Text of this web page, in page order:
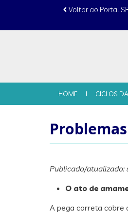
Voltar ao Portal
HOME CICLOS
Publicado/
O ato de
A pega correta cobre